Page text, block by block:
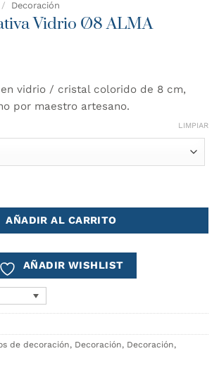
/ Decoración
Vidrio Ø8 ALMA
vidrio / cristal colorido de 8 cm,
por maestro artesano.
LIMPIAR
AÑADIR AL CARRITO
AÑADIR WISHLIST
de decoración, Decoración, Decoración,